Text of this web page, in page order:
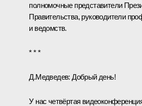
полномочные представители
Правительства, руководители
и ведомств.
* * *
Д.Медведев: Добрый день!
У нас четвёртая